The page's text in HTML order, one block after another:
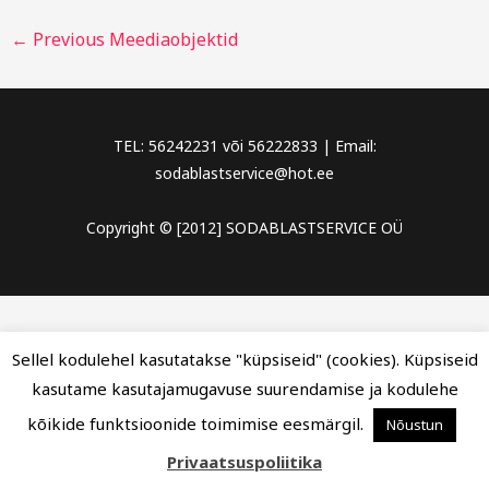
← Previous Meediaobjektid
TEL: 56242231 või 56222833 | Email:
sodablastservice@hot.ee
Copyright © [2012] SODABLASTSERVICE OÜ
Sellel kodulehel kasutatakse "küpsiseid" (cookies). Küpsiseid
kasutame kasutajamugavuse suurendamise ja kodulehe
kõikide funktsioonide toimimise eesmärgil.
Nõustun
Privaatsuspoliitika